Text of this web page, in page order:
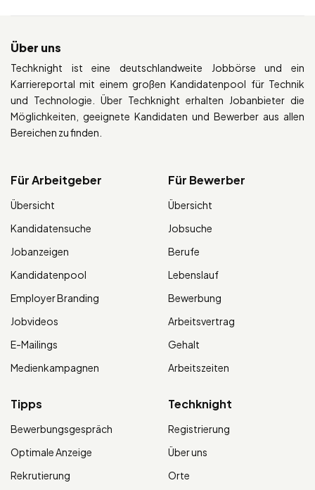
Über uns
Techknight ist eine deutschlandweite Jobbörse und ein
Karriereportal mit einem großen Kandidatenpool für Technik
und Technologie. Über Techknight erhalten Jobanbieter die
Möglichkeiten, geeignete Kandidaten und Bewerber aus allen
Bereichen zu finden.
Für Arbeitgeber
Übersicht
Kandidatensuche
Jobanzeigen
Kandidatenpool
Employer Branding
Jobvideos
E-Mailings
Medienkampagnen
Für Bewerber
Übersicht
Jobsuche
Berufe
Lebenslauf
Bewerbung
Arbeitsvertrag
Gehalt
Arbeitszeiten
Tipps
Bewerbungsgespräch
Optimale Anzeige
Rekrutierung
Techknight
Registrierung
Über uns
Orte